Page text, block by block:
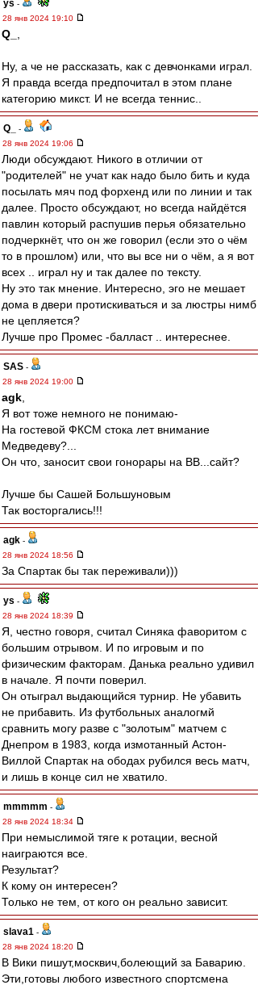
ys -
28 янв 2024 19:10
Q_
Ну, а че не рассказать, как с девчонками играл.
Я правда всегда предпочитал в этом плане
категорию микст. И не всегда теннис..
Q_
-
28 янв 2024 19:06
Люди обсуждают. Никого в отличии от
"родителей" не учат как надо было бить и куда
посылать мяч под форхенд или по линии и так
далее. Просто обсуждают, но всегда найдётся
павлин который распушив перья обязательно
подчеркнёт, что он же говорил (если это о чём
то в прошлом) или, что вы все ни о чём, а я вот
всех .. играл ну и так далее по тексту.
Ну это так мнение. Интересно, эго не мешает
дома в двери протискиваться и за люстры нимб
не цепляется?
Лучше про Промес -балласт .. интереснее.
SAS -
28 янв 2024 19:00
agk
Я вот тоже немного не понимаю-
На гостевой ФКСМ стока лет внимание
Медведеву?...
Он что, заносит свои гонорары на ВВ...сайт?
Лучше бы Сашей Большуновым
Так восторгались!!!
agk -
28 янв 2024 18:56
За Спартак бы так переживали)))
ys -
28 янв 2024 18:39
Я, честно говоря, считал Синяка фаворитом с
большим отрывом. И по игровым и по
физическим факторам. Данька реально удивил
в начале. Я почти поверил.
Он отыграл выдающийся турнир. Не убавить
не прибавить. Из футбольных аналогмй
сравнить могу разве с "золотым" матчем с
Днепром в 1983, когда измотанный Астон-
Виллой Спартак на ободах рубился весь матч,
и лишь в конце сил не хватило.
mmmmm -
28 янв 2024 18:34
При немыслимой тяге к ротации, весной
наиграются все.
Результат?
К кому он интересен?
Только не тем, от кого он реально зависит.
slava1 -
28 янв 2024 18:20
В Вики пишут,москвич,болеющий за Баварию.
Эти,готовы любого известного спортсмена